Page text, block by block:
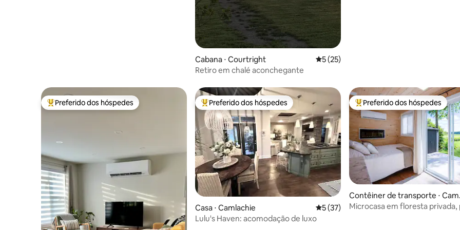
Cabana ⋅ Courtright 5 de uma avaliação média de 5, 25
5 (25)
Retiro em chalé aconchegante
Entre os melhores preferidos dos hóspedes
Preferido dos hóspedes Entre os melhores preferidos dos hóspedes
Preferido dos hóspedes
Casa ⋅ Camlachie 5 de uma avaliação média de 5, 37
5 (37)
Lulu's Haven: acomodação de luxo
Entre os melhores preferidos
Preferido dos hóspedes
Contêiner de transporte ⋅
chie
Microcasa em floresta